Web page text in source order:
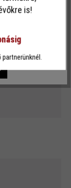
legjobb
információ
elfogadása
is!